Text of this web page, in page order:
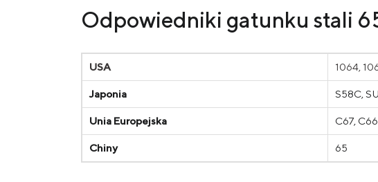
Odpowiedniki gatunku stali
USA 1064,
Japonia S58C,
Unia Europejska С67,
Chiny 65